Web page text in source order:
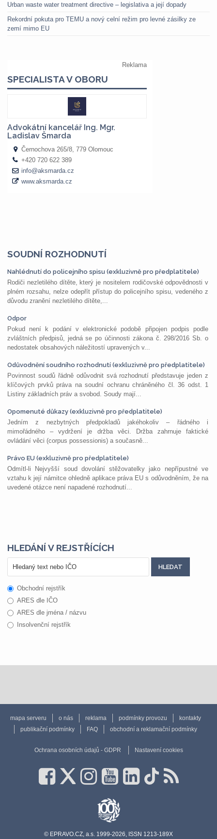
Urban waste water treatment directive – legislativa a její dopady
Rekordní pokuta pro TEMU a nový celní režim pro levné zásilky ze
zemí mimo EU
SOUDNÍ ROZHODNUTÍ
Nahlédnutí do policejního spisu (exkluzivně pro předplatitele)
Rodiči nezletilého dítěte, který je nositelem rodičovské odpovědnosti v
plném rozsahu, nelze odepřít přístup do policejního spisu, vedeného z
důvodu zranění nezletilého dítěte,...
Odpor
Pokud není k podání v elektronické podobě připojen podpis podle
zvláštních předpisů, jedná se po účinnosti zákona č. 298/2016 Sb. o
nedostatek obsahových náležitostí upravených v...
Odůvodnění soudního rozhodnutí (exkluzivně pro předplatitele)
Povinnost soudů řádně odůvodnit svá rozhodnutí představuje jeden z
klíčových prvků práva na soudní ochranu chráněného čl. 36 odst. 1
Listiny základních práv a svobod. Soudy mají...
Opomenuté důkazy (exkluzivně pro předplatitele)
Jedním z nezbytných předpokladů jakéhokoliv – řádného i
mimořádného – vydržení je držba věci. Držba zahrnuje faktické
ovládání věci (corpus possessionis) a současně...
Právo EU (exkluzivně pro předplatitele)
Odmítl-li Nejvyšší soud dovolání stěžovatelky jako nepřípustné ve
vztahu k její námitce ohledně aplikace práva EU s odůvodněním, že na
uvedené otázce není napadené rozhodnutí...
HLEDÁNÍ V REJSTŘÍCÍCH
Obchodní rejstřík
ARES dle IČO
ARES dle jména / názvu
Insolvenční rejstřík
mapa serveru o nás reklama podmínky provozu
kontakty
publikační podmínky
FAQ obchodní a reklamační podmínky
Ochrana osobních údajů - GDPR Nastavení cookies
© EPRAVO.CZ, a.s. 1999-2026, ISSN 1213-189X